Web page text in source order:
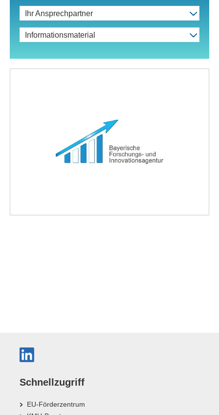
Ihr Ansprechpartner
Informationsmaterial
Schnellzugriff
EU-Förderzentrum